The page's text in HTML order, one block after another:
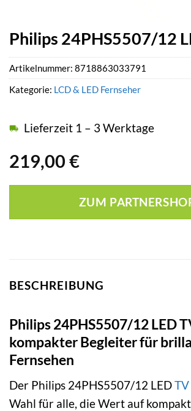
Philips 24PHS5507/12
219,00 €
Lieferzeit 1 – 3 Werktage
ZUM
Artikelnummer: 8718863033791
Kategorie: LCD & LED Fernseher
BESCHREIBUNG
Philips 24PHS5507/12 LED
kompakter Begleiter für
Fernsehen
Der Philips 24PHS5507/12 LEDTV
Wahl für alle, die Wert auf